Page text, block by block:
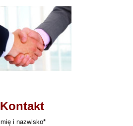
Kontakt
Imię i nazwisko*